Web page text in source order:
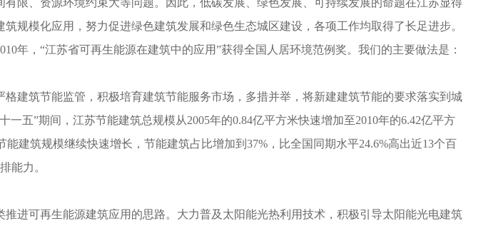
限、资源环境约束大等问题。因此，低碳发展、绿色发展、可持续发展的命题在江苏显得
规模化应用，努力促进绿色建筑发展和绿色生态城区建设，各项工作均取得了长足进步。
年，“江苏省可再生能源在建筑中的应用”获得全国人居环境范例奖。我们的主要做法是：
筑节能监管，积极培育建筑节能服务市场，多措并举，将新建建筑节能的要求落实到城
五”期间，江苏节能建筑总规模从2005年的0.84亿平方米快速增加至2010年的6.42亿平方
建筑规模继续快速增长，节能建筑占比增加到37%，比全国同期水平24.6%高出近13个百
能力。
可再生能源建筑应用的思路。大力普及太阳能光热利用技术，积极引导太阳能光电建筑